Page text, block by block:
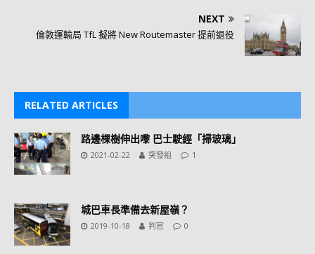
NEXT
倫敦運輸局 TfL 擬將 New Routemaster 提前退役
RELATED ARTICLES
路邊棵樹伸出嚟 巴士駛經「掃玻璃」
2021-02-22 突發組 1
城巴車長準備去新屋嶺？
2019-10-18 判官 0